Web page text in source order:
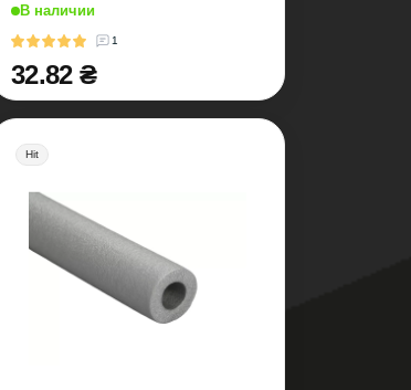
В наличии
1
32.82 ₴
Hit